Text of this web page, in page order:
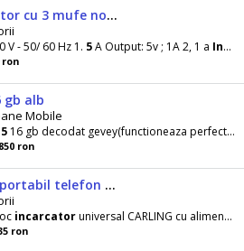
Set incarcator cu 3 mufe nokia samsung htc iphone 4 iphone 5
V - 50/ 60 Hz 1. 5A Output: 5v ; 1A 2, 1 a Incarcator
ron
gb alb
Mobile
5 16 gb decodat gevey(functioneaza perfect fara nici o problema, accept orice test
ron
Incarcator portabil telefon universal carling
incarcatoruniversal CARLING cu alimentare la baterie,
ron